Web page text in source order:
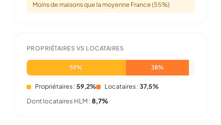
Moins de maisons que la moyenne France (55%)
PROPRIÉTAIRES VS LOCATAIRES
59% 38%
Propriétaires :59,2% Locataires :37,5%
Dont locataires HLM :8,7%